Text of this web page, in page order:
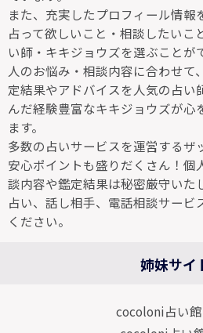
また、充実したプロフィール情報
占って欲しいこと・相談したいこ
い師・キキジョウズを選ぶことが
人のお悩み・相談内容に合わせて
定結果やアドバイスを人気の占い
んだ経験豊富なキキジョウズが心
ます。
多数の占いサービスを運営するザ
安心ポイントも盛りだくさん！個
談内容や鑑定結果は秘密厳守いた
占い、話し相手、電話相談サービ
ください。
姉妹サイ
cocoloni占い